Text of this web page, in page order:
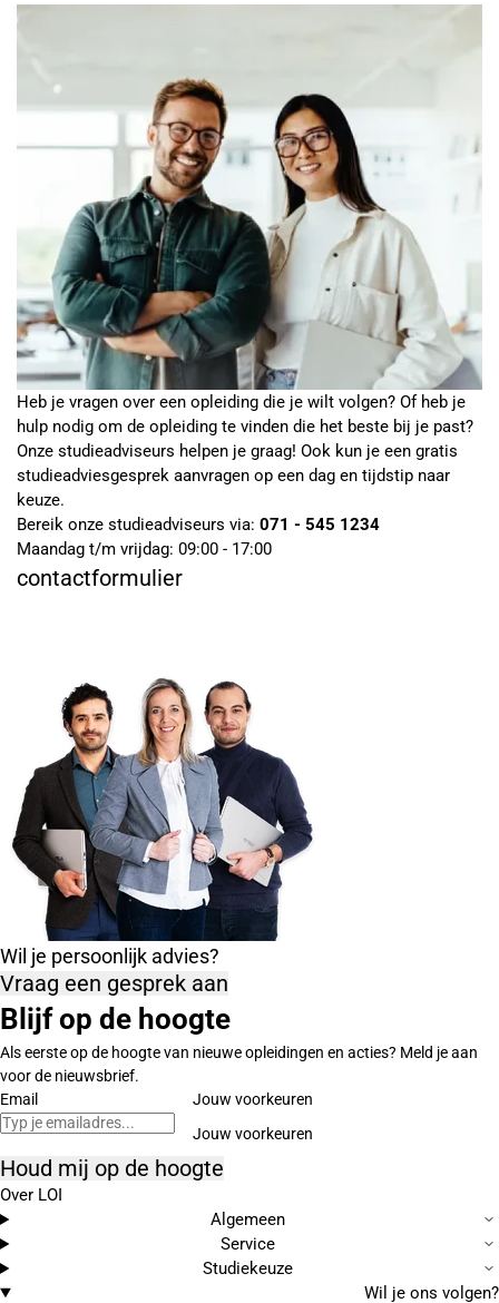
Heb je vragen over een opleiding die je wilt volgen? Of heb je
hulp nodig om de opleiding te vinden die het beste bij je past?
Onze studieadviseurs helpen je graag! Ook kun je een gratis
studieadviesgesprek aanvragen op een dag en tijdstip naar
keuze.
Bereik onze studieadviseurs via: 071 - 545 1234
Maandag t/m vrijdag: 09:00 - 17:00
contactformulier
Wil je persoonlijk advies?
Vraag een gesprek aan
Blijf op de hoogte
Als eerste op de hoogte van nieuwe opleidingen en acties? Meld je aan
voor de nieuwsbrief.
Email
Jouw voorkeuren
Houd mij op de hoogte
Over LOI
Algemeen
Service
Studiekeuze
Wil je ons volgen?